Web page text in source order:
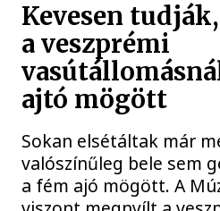
Kevesen
a veszprémi
ajtó mögött
Sokan elsétáltak már
valószínűleg bele sem
a fém ajó mögött. A